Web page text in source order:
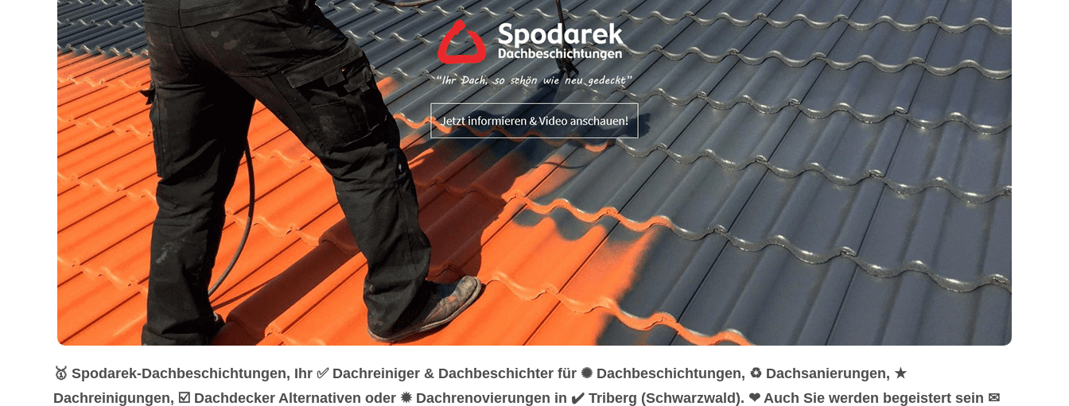
🥇 Spodarek-Dachbeschichtungen, Ihr ✅ Dachreiniger & Dachbeschichter für ✺ Dachbeschichtungen, ♻ Dachsanierungen, ★
Dachreinigungen, ☑️ Dachdecker Alternativen oder ✹ Dachrenovierungen in ✔️ Triberg (Schwarzwald). ❤ Auch Sie werden begeistert sein ✉